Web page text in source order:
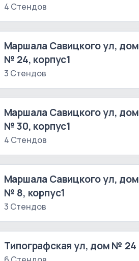
4 Стендов
Маршала Савицкого ул, дом
№ 24, корпус1
3 Стендов
Маршала Савицкого ул, дом
№ 30, корпус1
4 Стендов
Маршала Савицкого ул, дом
№ 8, корпус1
3 Стендов
Типографская ул, дом № 24